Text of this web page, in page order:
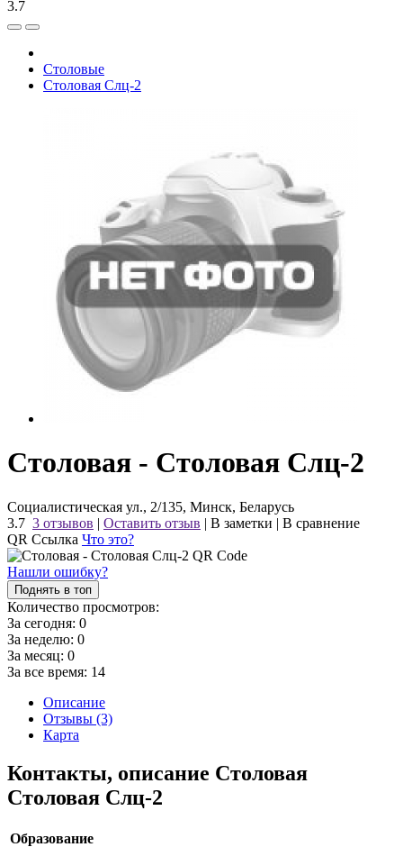
3.7
Столовые
Столовая Слц-2
Столовая - Столовая Слц-2
Социалистическая ул., 2/135, Минск, Беларусь
3.7 3 отзывов | Оставить отзыв | В заметки | В сравнение
QR Ссылка Что это?
Нашли ошибку?
Поднять в топ
Количество просмотров:
За сегодня: 0
За неделю: 0
За месяц: 0
За все время: 14
Описание
Отзывы (3)
Карта
Контакты, описание Столовая
Столовая Слц-2
Образование